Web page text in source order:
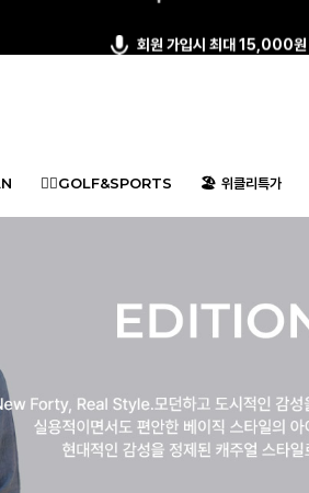
🏌️‍♂️GOLF&SPORTS 🏖️ 위클리특가